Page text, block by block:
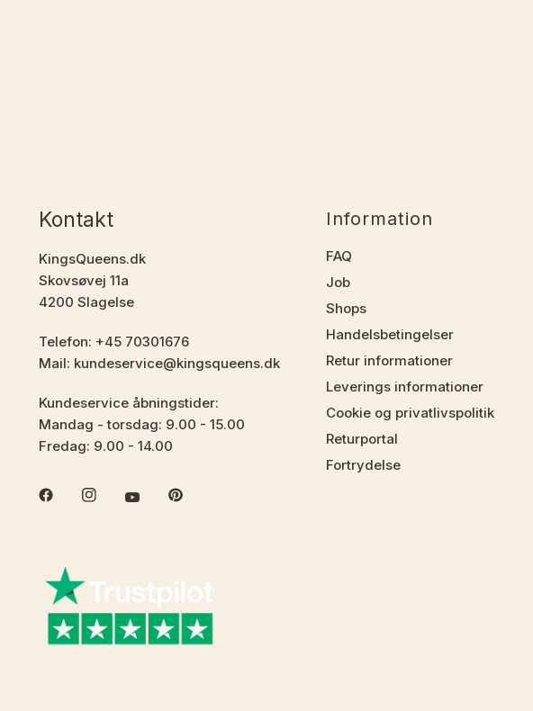
Kontakt
KingsQueens.dk
Skovsøvej 11a
4200 Slagelse
Telefon: +45 70301676
Mail: kundeservice@kingsqueens.dk
Kundeservice åbningstider:
Mandag - torsdag: 9.00 - 15.00
Fredag: 9.00 - 14.00
Information
FAQ
Job
Shops
Handelsbetingelser
Retur informationer
Leverings informationer
Cookie og privatlivspolitik
Returportal
Fortrydelse